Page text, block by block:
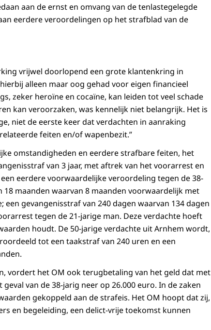
aan de ernst en omvang van de tenlastegelegde
eerdere veroordelingen op het strafblad van de
vrijwel doorlopend een grote klantenkring in
alleen maar oog gehad voor eigen financieel
zeker heroïne en cocaïne, kan leiden tot veel schade
kan veroorzaken, was kennelijk niet belangrijk. Het is
niet de eerste keer dat verdachten in aanraking
feiten en/of wapenbezit.”
omstandigheden en eerdere strafbare feiten, het
van 3 jaar, met aftrek van het voorarrest en
eerdere voorwaardelijke veroordeling tegen de 38-
maanden waarvan 8 maanden voorwaardelijk met
gevangenisstraf van 240 dagen waarvan 134 dagen
tegen de 21-jarige man. Deze verdachte hoeft
houdt. De 50-jarige verdachte uit Arnhem wordt,
tot een taakstraf van 240 uren en een
vordert het OM ook terugbetaling van het geld dat met
van de 38-jarig neer op 26.000 euro. In de zaken
gekoppeld aan de strafeis. Het OM hoopt dat zij,
en begeleiding, een delict-vrije toekomst kunnen